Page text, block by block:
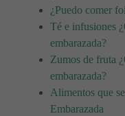
¿Puedo comer
Té e infusiones
embarazada?
Zumos de fruta
embarazada?
Alimentos que
Embarazada